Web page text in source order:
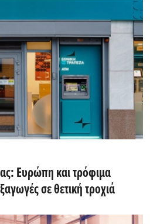
Ευρώπη και τρόφιμα
σε θετική τροχιά